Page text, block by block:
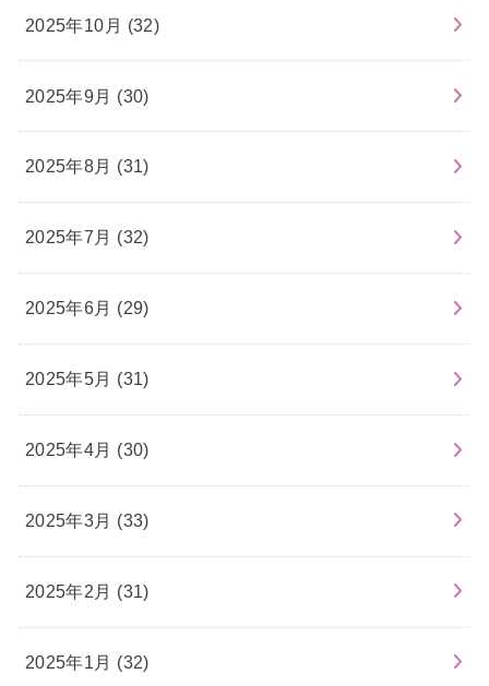
2025年10月 (32)
2025年9月 (30)
2025年8月 (31)
2025年7月 (32)
2025年6月 (29)
2025年5月 (31)
2025年4月 (30)
2025年3月 (33)
2025年2月 (31)
2025年1月 (32)